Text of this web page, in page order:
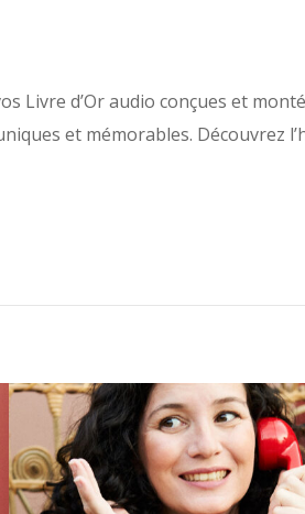
Livre d’Or audio conçues et
et mémorables. Découvrez